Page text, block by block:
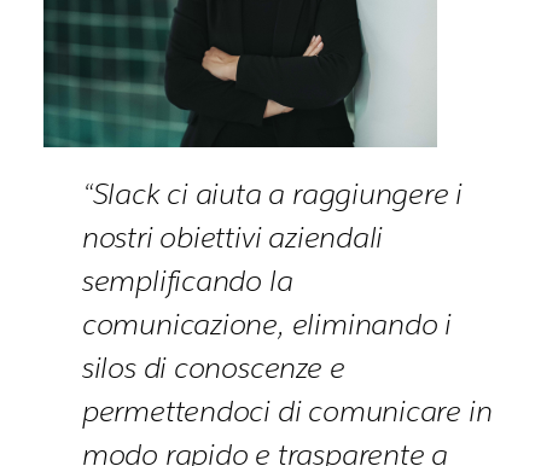
“Slack ci aiuta a raggiungere i
nostri obiettivi aziendali
semplificando la
comunicazione, eliminando i
silos di conoscenze e
permettendoci di comunicare in
modo rapido e trasparente a